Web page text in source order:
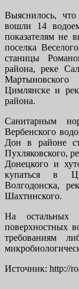
Выяснилось,
вошли 14
показателям не
поселка
станицы
района, реке
Цимлянске и
района.
Санитарным
Вербенского
Дон в районе
Пухляковского,
Донецкого и
купаться в
Волгодонска,
Шахтинского.
На остальных
поверхностных
требованиям
Источник: http://